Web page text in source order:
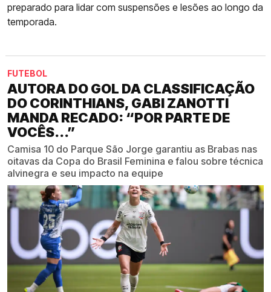
preparado para lidar com suspensões e lesões ao longo da
temporada.
FUTEBOL
AUTORA DO GOL DA CLASSIFICAÇÃO
DO CORINTHIANS, GABI ZANOTTI
MANDA RECADO: “POR PARTE DE
VOCÊS...”
Camisa 10 do Parque São Jorge garantiu as Brabas nas
oitavas da Copa do Brasil Feminina e falou sobre técnica
alvinegra e seu impacto na equipe